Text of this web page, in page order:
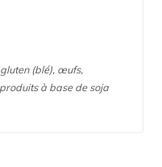
(blé), œufs,
à base de soja